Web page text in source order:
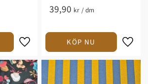
39,90 kr /dm